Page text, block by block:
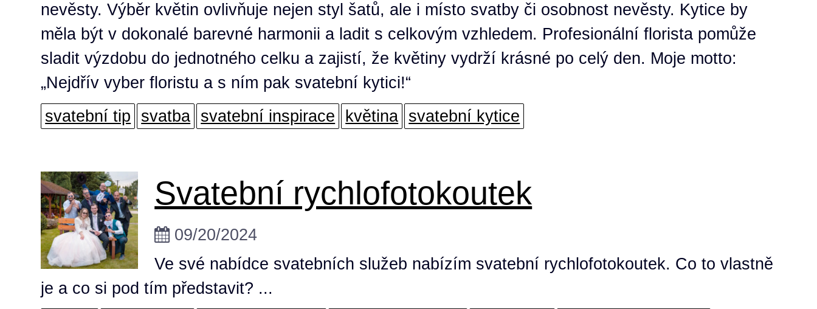
nevěsty. Výběr květin ovlivňuje nejen styl šatů, ale i místo svatby či osobnost nevěsty. Kytice by
měla být v dokonalé barevné harmonii a ladit s celkovým vzhledem. Profesionální florista pomůže
sladit výzdobu do jednotného celku a zajistí, že květiny vydrží krásné po celý den. Moje motto:
„Nejdřív vyber floristu a s ním pak svatební kytici!“
svatební tip
svatba svatební inspirace květina svatební kytice
Svatební rychlofotokoutek
09/20/2024
Ve své nabídce svatebních služeb nabízím svatební rychlofotokoutek. Co to vlastně
je a co si pod tím představit? ...